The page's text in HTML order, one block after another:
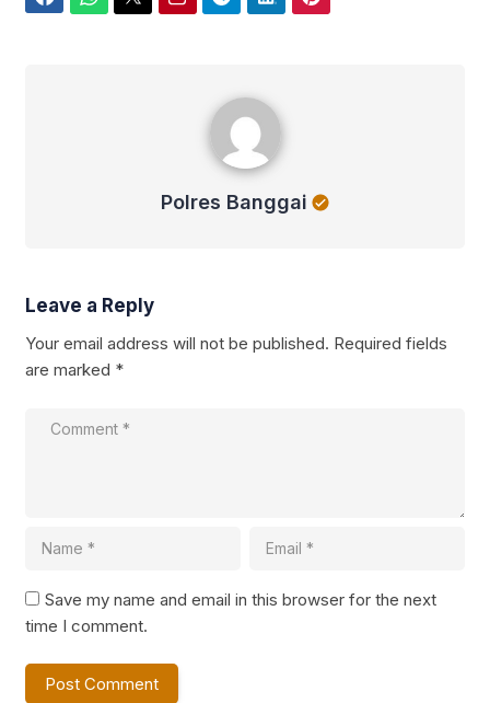
Polres Banggai
Leave a Reply
Your email address will not be published. Required fields
are marked *
Save my name and email in this browser for the next
time I comment.